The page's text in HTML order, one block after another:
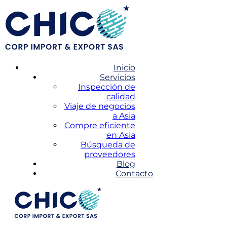
Inicio
Servicios
Inspección de
calidad
Viaje de negocios
a Asia
Compre eficiente
en Asia
Búsqueda de
proveedores
Blog
Contacto